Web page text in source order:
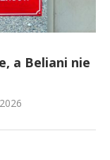
a Beliani nie